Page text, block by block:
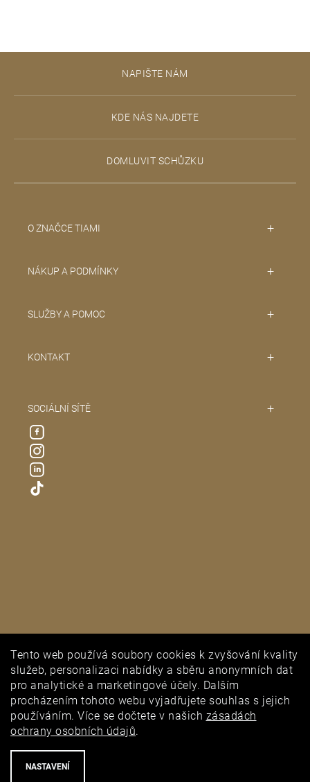
Tento web používá soubory cookies k zvyšování kvality
služeb, personalizaci nabídky a sběru anonymních dat
pro analytické a marketingové účely. Dalším
procházením tohoto webu vyjadřujete souhlas s jejich
používáním. Více se dočtete v našich zásadách
ochrany osobních údajů.
NASTAVENÍ
NAPIŠTE NÁM
KDE NÁS NAJDETE
DOMLUVIT SCHŮZKU
O ZNAČCE TIAMI
NÁKUP A PODMÍNKY
SLUŽBY A POMOC
KONTAKT
SOCIÁLNÍ SÍTĚ
PUNCOVNÍ ÚŘAD